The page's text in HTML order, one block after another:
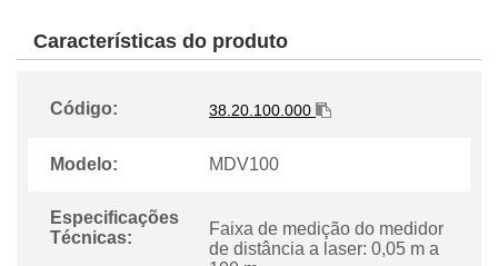
Características do produto
Código: 38.20.100.000
Modelo: MDV100
Especificações
Técnicas:
Faixa de medição do medidor
de distância a laser: 0,05 m a